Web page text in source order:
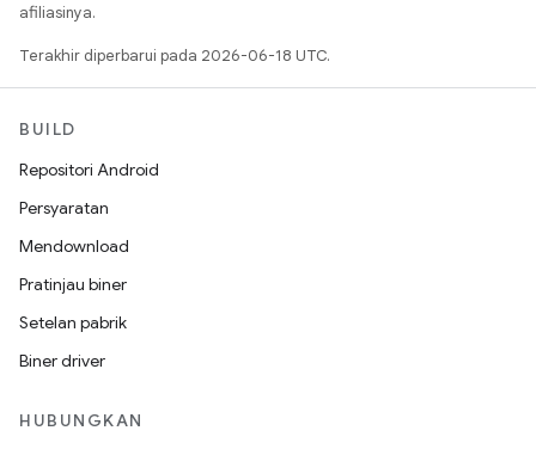
afiliasinya.
Terakhir diperbarui pada 2026-06-18 UTC.
BUILD
Repositori Android
Persyaratan
Mendownload
Pratinjau biner
Setelan pabrik
Biner driver
HUBUNGKAN